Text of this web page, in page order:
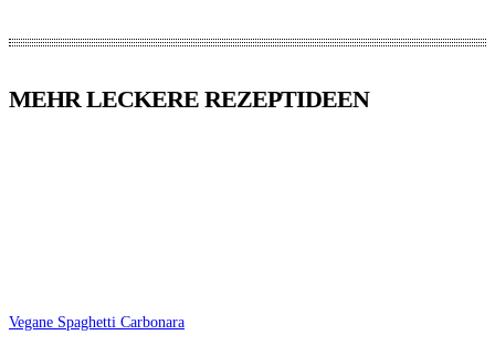
MEHR LECKERE REZEPTIDEEN
Vegane Spaghetti Carbonara